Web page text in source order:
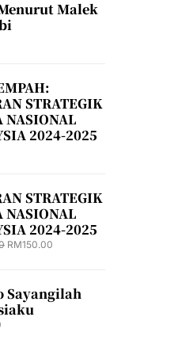
Malek
STRATEGIK
NASIONAL
2024-2025
STRATEGIK
NASIONAL
2024-2025
RM150.00
Sayangilah